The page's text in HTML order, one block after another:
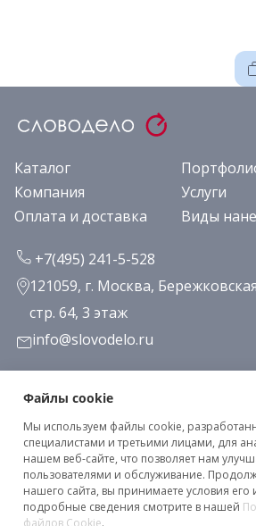
Каталог
Компания
Услуги
Оплата и доставка
Виды
+7(495) 241-5-528
121059, г. Москва,
стр. 64, 3 этаж
info@slovodelo.ru
Заказать звонок
Подписаться на рассылку
Клиентское соглашение
Файлы cookie
Мы используем файлы cookie,
специалистами и третьими лицами, для
нашем веб-сайте, что позволяет нам
пользователями и обслуживание.
нашего сайта, вы принимаете условия его
подробные сведения смотрите в нашей
файлов Cookie.